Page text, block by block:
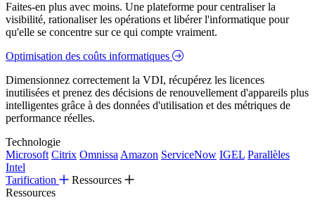
Faites-en plus avec moins. Une plateforme pour centraliser la
visibilité, rationaliser les opérations et libérer l'informatique pour
qu'elle se concentre sur ce qui compte vraiment.
Optimisation des coûts informatiques
Dimensionnez correctement la VDI, récupérez les licences
inutilisées et prenez des décisions de renouvellement d'appareils plus
intelligentes grâce à des données d'utilisation et des métriques de
performance réelles.
Technologie
Microsoft Citrix Omnissa Amazon ServiceNow IGEL Parallèles
Intel
Tarification
Ressources
Ressources